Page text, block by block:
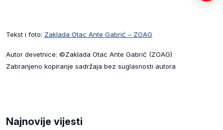
Tekst i foto: Zaklada Otac Ante Gabrić – ZOAG
Autor devetnice: ©Zaklada Otac Ante Gabrić (ZOAG)
Zabranjeno kopiranje sadržaja bez suglasnosti autora
Najnovije vijesti